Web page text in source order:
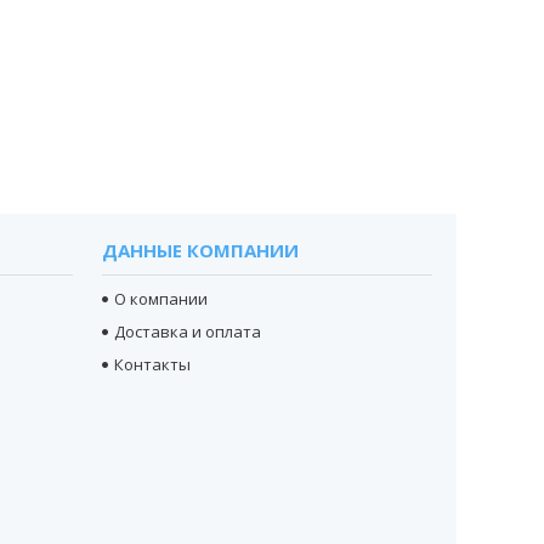
ДАННЫЕ КОМПАНИИ
О компании
Доставка и оплата
Контакты